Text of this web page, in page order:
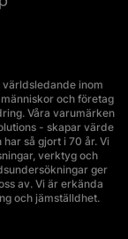
världsledande inom
och företag
Våra varumärken
- skapar värde
så gjort i 70 år. Vi
verktyg och
ger
av. Vi är erkända
och jämställdhet.